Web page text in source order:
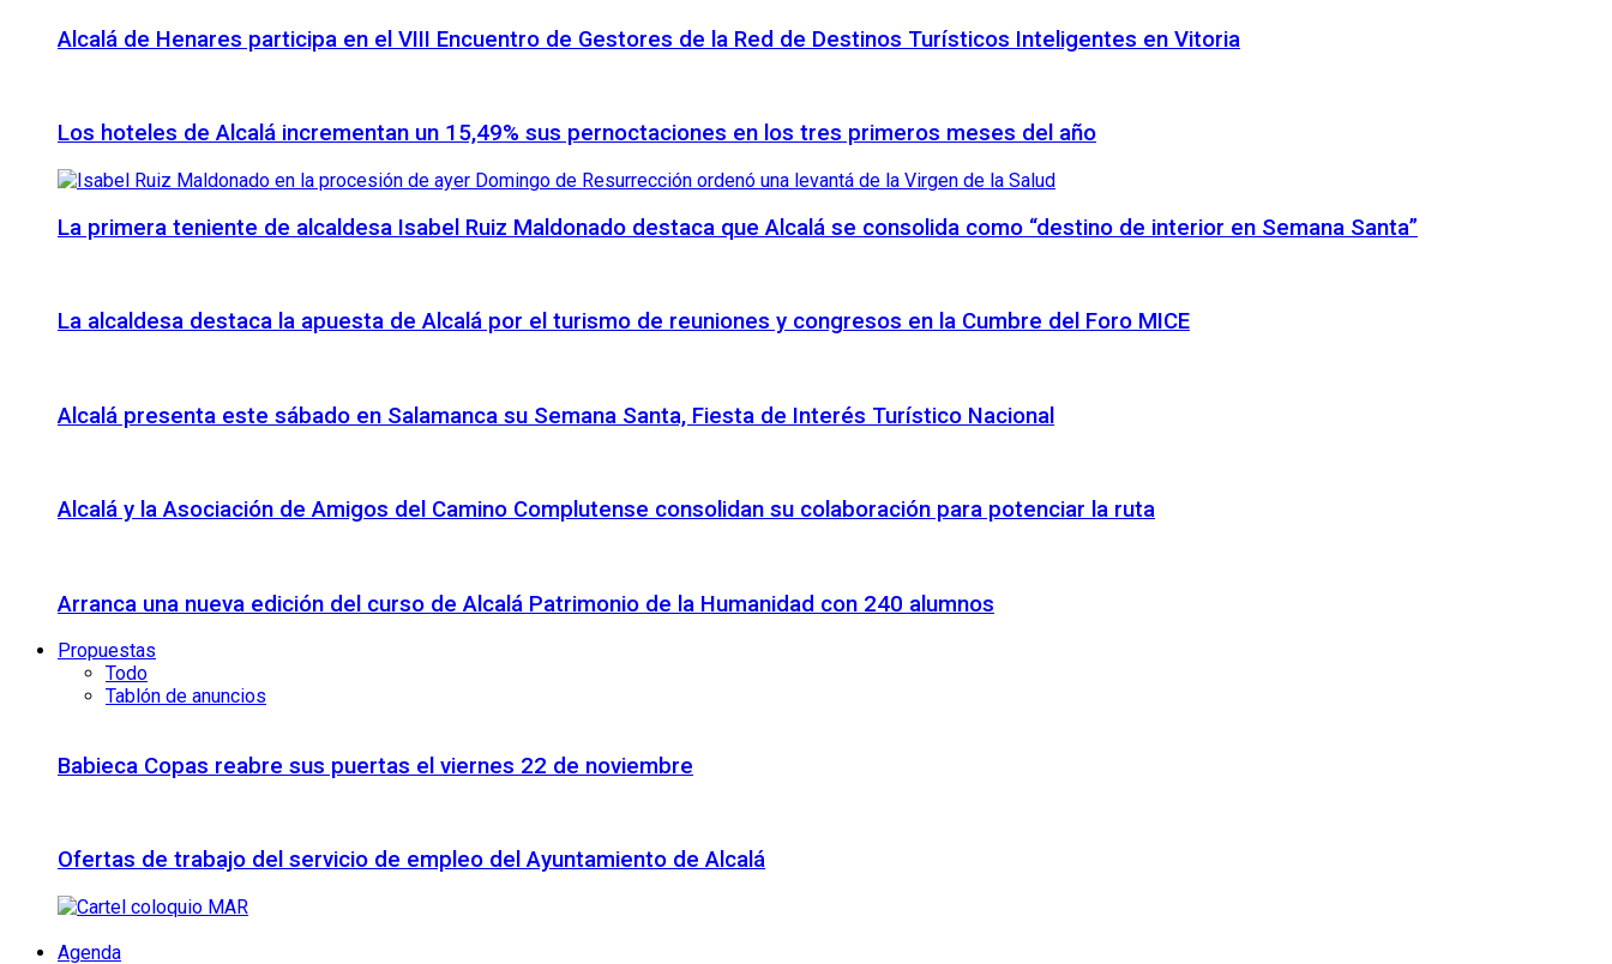
Alcalá de Henares participa en el VIII Encuentro de Gestores de la Red de Destinos Turísticos Inteligentes en Vitoria
Los hoteles de Alcalá incrementan un 15,49% sus pernoctaciones en los tres primeros meses del año
La primera teniente de alcaldesa Isabel Ruiz Maldonado destaca que Alcalá se consolida como “destino de interior en Semana Santa”
La alcaldesa destaca la apuesta de Alcalá por el turismo de reuniones y congresos en la Cumbre del Foro MICE
Alcalá presenta este sábado en Salamanca su Semana Santa, Fiesta de Interés Turístico Nacional
Alcalá y la Asociación de Amigos del Camino Complutense consolidan su colaboración para potenciar la ruta
Arranca una nueva edición del curso de Alcalá Patrimonio de la Humanidad con 240 alumnos
Propuestas
Todo
Tablón de anuncios
Babieca Copas reabre sus puertas el viernes 22 de noviembre
Ofertas de trabajo del servicio de empleo del Ayuntamiento de Alcalá
Agenda